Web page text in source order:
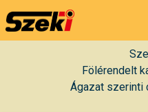
Fölérendelt
Ágazat szerinti